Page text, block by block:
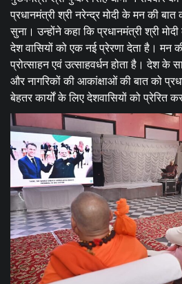
प्रधानमंत्री श्री नरेन्द्र मोदी के मन की
सुना। उन्होंने कहा कि प्रधानमंत्री श्री
देश वासियों को एक नई प्रेरणा देता है। मन
प्रोत्साहन एवं उत्साहवर्धन होता है। देश के
और नागरिकों की आकांक्षाओं की बात को
बेहतर कार्यों के लिए देशवासियों को प्रेरित